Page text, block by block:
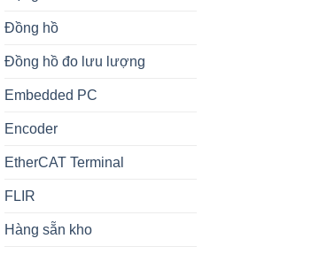
Đồng hồ
Đồng hồ đo lưu lượng
Embedded PC
Encoder
EtherCAT Terminal
FLIR
Hàng sẵn kho